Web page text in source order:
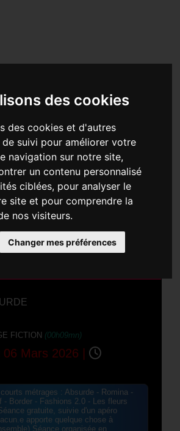
des cookies
des cookies et d'autres
suivi pour améliorer votre
navigation sur notre site,
un contenu personnalisé
ciblées, pour analyser le
site et pour comprendre la
nos visiteurs.
Changer mes préférences
l'habitant
15 Hameau de
FICTION (00h09mn)
Mars 2026 |
métrages : Absurde - Romina -
- Border - Fashions 2.0 - Les fleurs
gratuite, suivie d'un apéro
apporte quelque chose à
Séance organisée en